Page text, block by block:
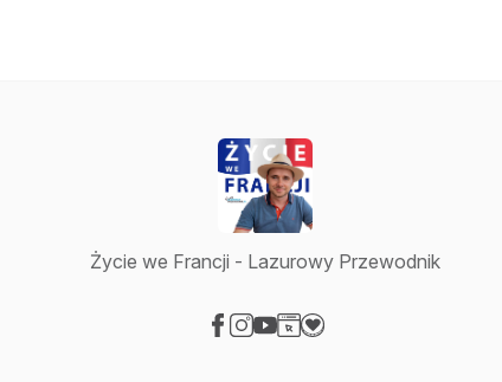
Życie we Francji - Lazurowy Przewodnik